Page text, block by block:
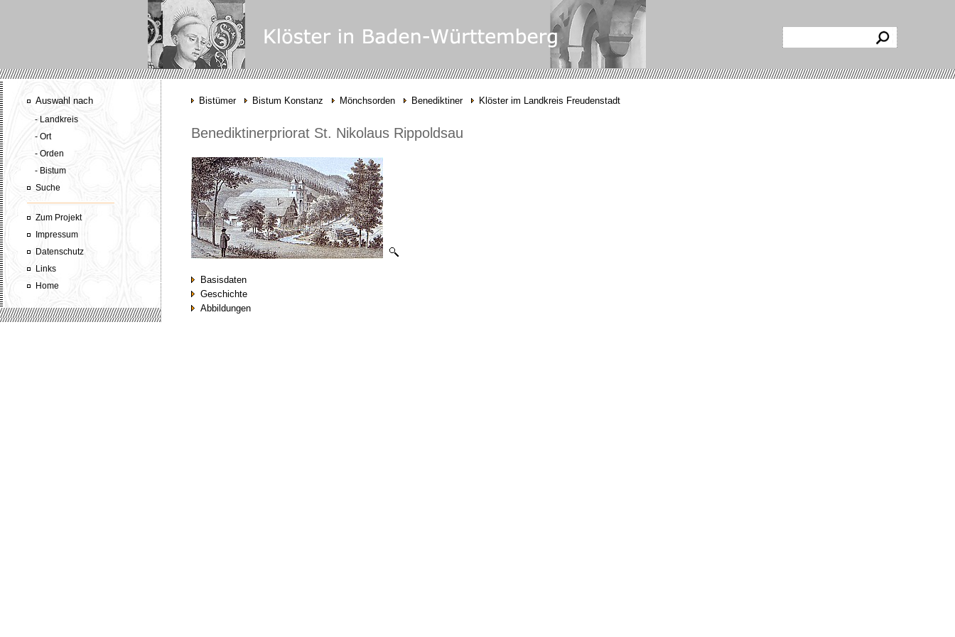
Auswahl nach
- Landkreis
- Ort
- Orden
- Bistum
Suche
Zum Projekt
Impressum
Datenschutz
Links
Home
Bistümer Bistum Konstanz Mönchsorden Benediktiner Klöster im Landkreis Freudenstadt
Benediktinerpriorat St. Nikolaus Rippoldsau
Basisdaten
Geschichte
Abbildungen